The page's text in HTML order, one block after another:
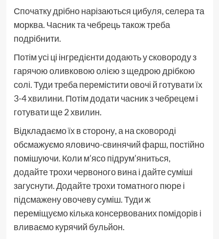
Спочатку дрібно нарізаються цибуля, селера та
морква. Часник та чебрець також треба
подрібнити.
Потім усі ці інгредієнти додають у сковороду з
гарячою оливковою олією з щедрою дрібкою
солі. Туди треба перемістити овочі й готувати їх
3-4 хвилини. Потім додати часник з чебрецем і
готувати ще 2 хвилин.
Відкладаємо їх в сторону, а на сковороді
обсмажуємо яловичо-свинячий фарш, постійно
помішуючи. Коли м’ясо підрум’яниться,
додайте трохи червоного вина і дайте суміші
загуснути. Додайте трохи томатного пюре і
підсмажену овочеву суміш. Туди ж
переміщуємо кілька консервованих помідорів і
вливаємо курячий бульйон.